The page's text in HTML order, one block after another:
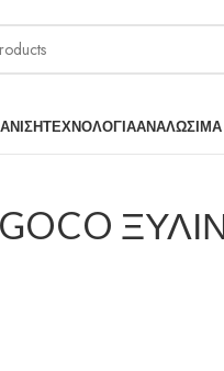
ΤΕΧΝΟΛΟΓΙΑΑΝΑΛΩΣΙΜΑ